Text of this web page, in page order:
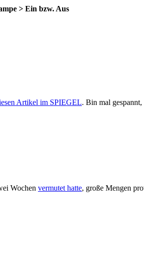
> Ein bzw. Aus
Artikel im SPIEGEL. Bin mal
Wochen vermutet hatte, große Mengen